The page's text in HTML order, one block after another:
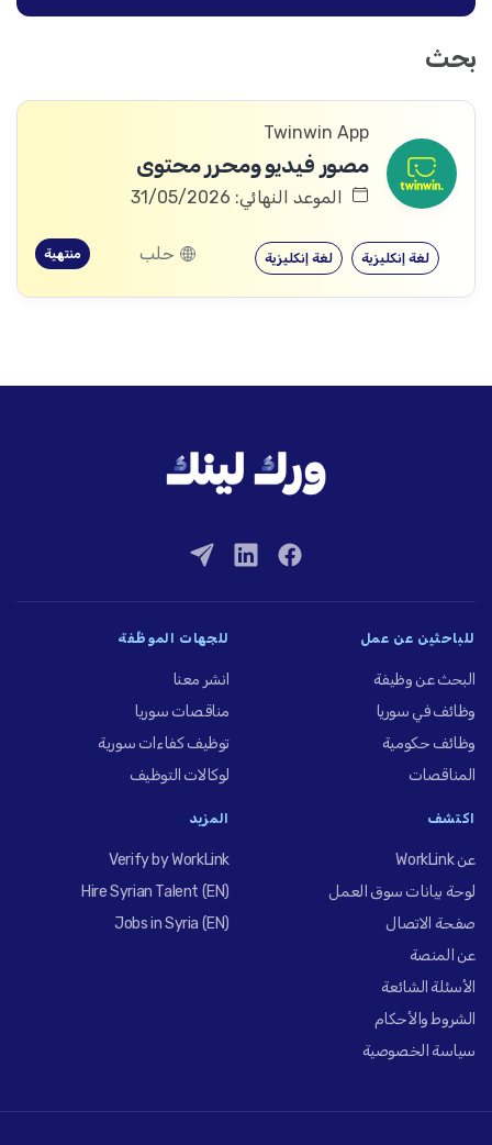
بحث
Twinwin App
مصور فيديو ومحرر محتوى
الموعد النهائي: 31/05/2026
لغة إنكليزية لغة إنكليزية حلب منتهية
للباحثين عن عمل
البحث عن وظيفة
وظائف في سوريا
وظائف حكومية
المناقصات
للجهات الموظِّفة
انشر معنا
مناقصات سوريا
توظيف كفاءات سورية
لوكالات التوظيف
اكتشف
عن WorkLink
لوحة بيانات سوق العمل
صفحة الاتصال
عن المنصة
الأسئلة الشائعة
الشروط والأحكام
سياسة الخصوصية
المزيد
Verify by WorkLink
Hire Syrian Talent (EN)
Jobs in Syria (EN)